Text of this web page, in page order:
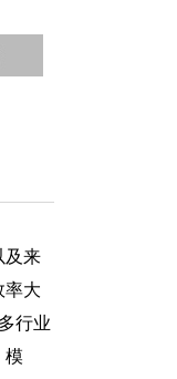
及来
率大
行业
模